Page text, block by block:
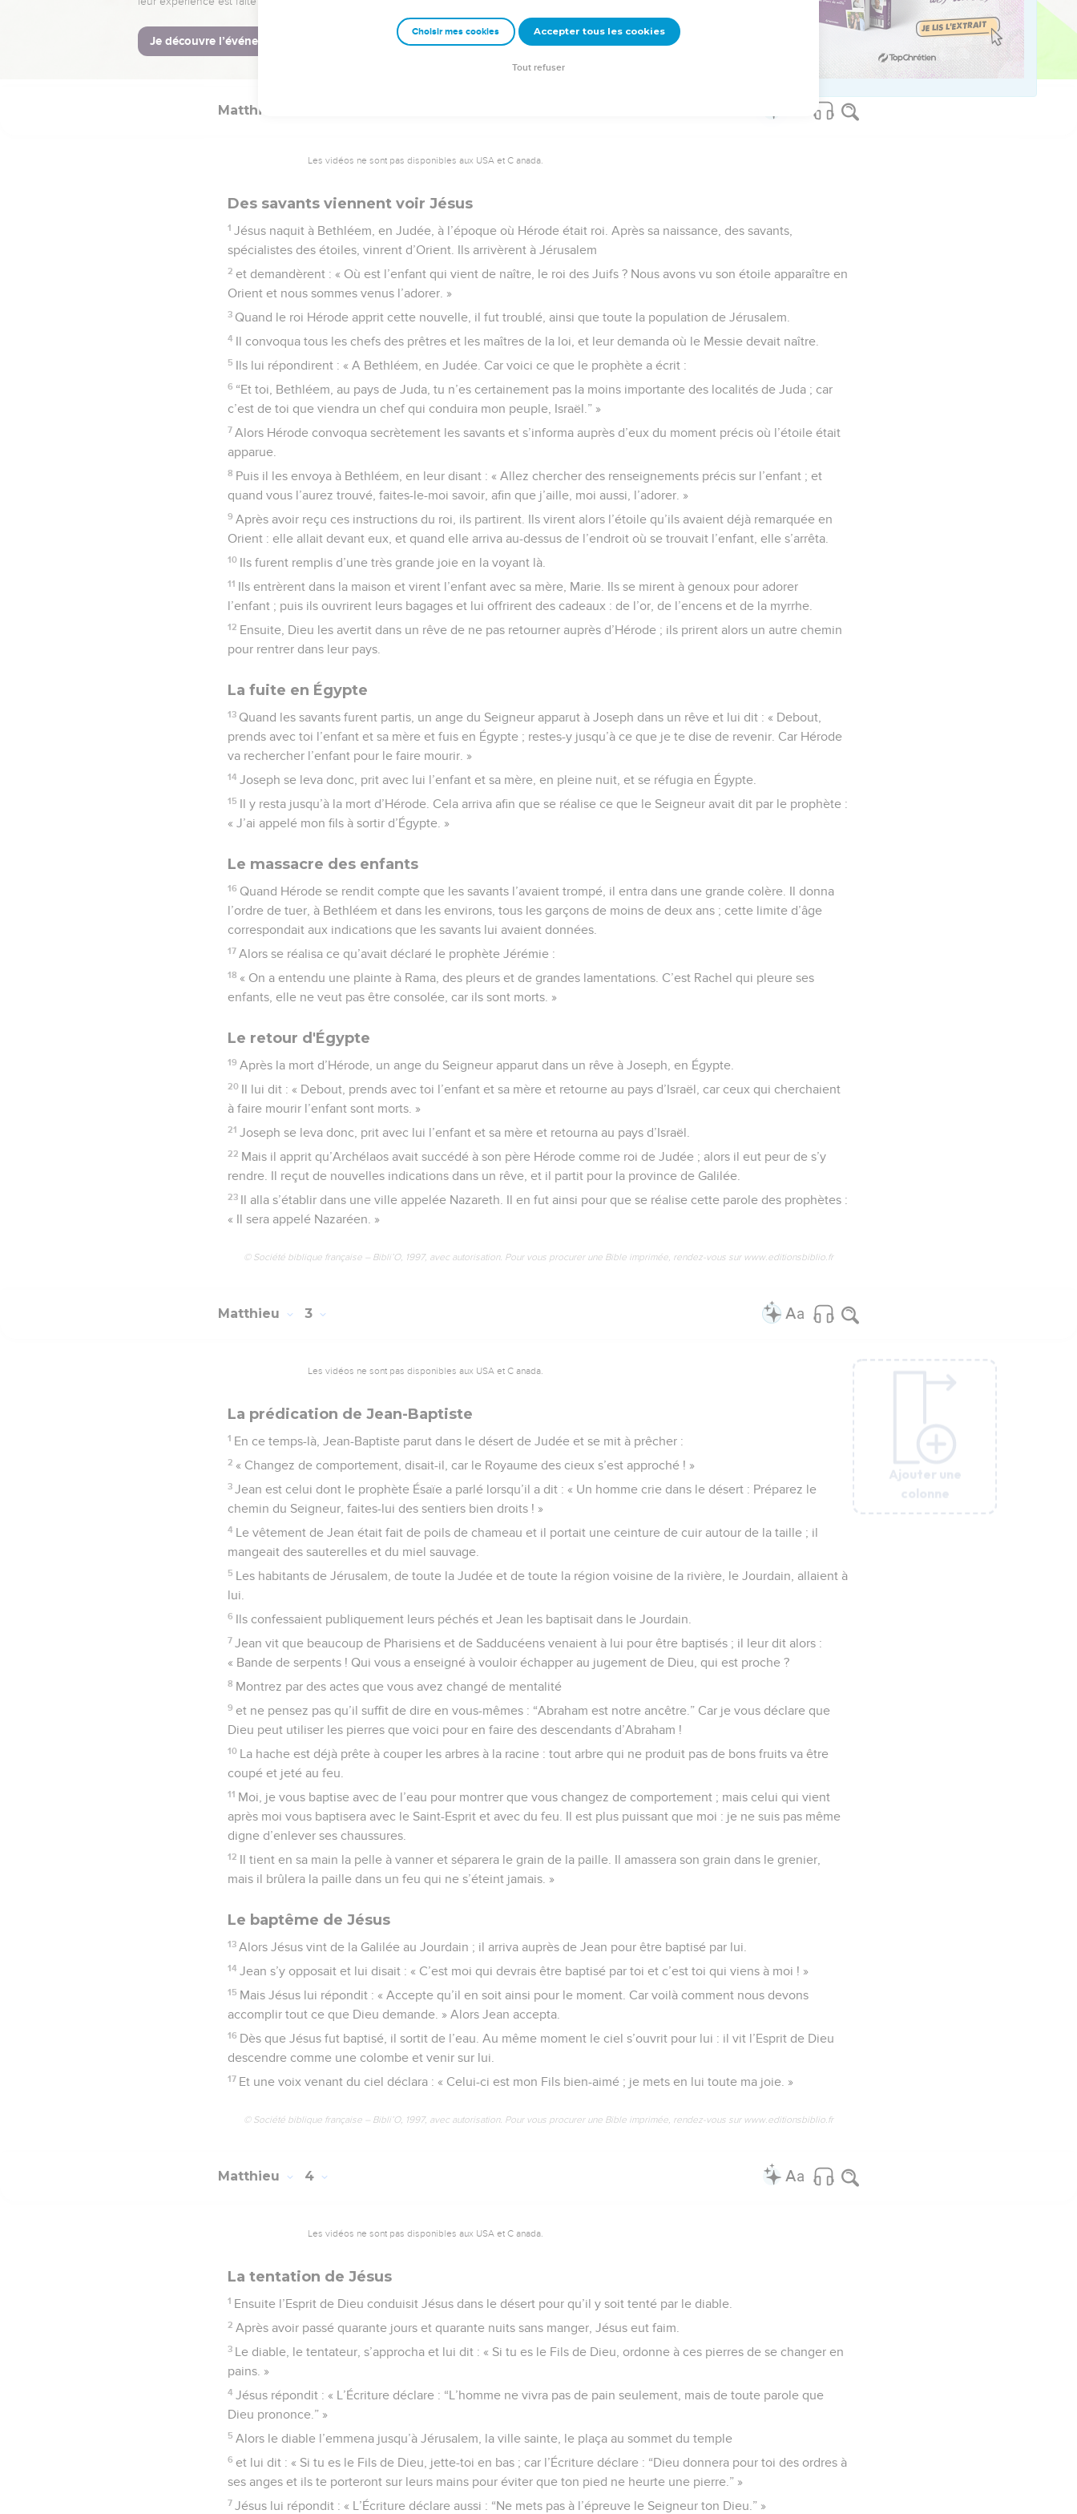
25 Mais il n’eut pas de relations avec elle jusqu’à ce qu’elle ait mis au monde son fils, que Joseph appela Jésus.
© Société biblique française – Bibli’O, 1997, avec autorisation. Pour vous procurer une Bible imprimée, rendez-vous sur www.editionsbiblio.fr
Ajouter une
colonne
Matthieu
Les vidéos ne sont pas disponibles aux USA et C anada.
Des savants viennent voir Jésus
1 Jésus naquit à Bethléem, en Judée, à l’époque où Hérode était roi. Après sa naissance, des savants,
spécialistes des étoiles, vinrent d’Orient. Ils arrivèrent à Jérusalem
2 et demandèrent : « Où est l’enfant qui vient de naître, le roi des Juifs ? Nous avons vu son étoile apparaître en
Orient et nous sommes venus l’adorer. »
3 Quand le roi Hérode apprit cette nouvelle, il fut troublé, ainsi que toute la population de Jérusalem.
4 Il convoqua tous les chefs des prêtres et les maîtres de la loi, et leur demanda où le Messie devait naître.
5 Ils lui répondirent : « A Bethléem, en Judée. Car voici ce que le prophète a écrit :
6 “Et toi, Bethléem, au pays de Juda, tu n’es certainement pas la moins importante des localités de Juda ; car
c’est de toi que viendra un chef qui conduira mon peuple, Israël.” »
7 Alors Hérode convoqua secrètement les savants et s’informa auprès d’eux du moment précis où l’étoile était
apparue.
8 Puis il les envoya à Bethléem, en leur disant : « Allez chercher des renseignements précis sur l’enfant ; et
quand vous l’aurez trouvé, faites-le-moi savoir, afin que j’aille, moi aussi, l’adorer. »
9 Après avoir reçu ces instructions du roi, ils partirent. Ils virent alors l’étoile qu’ils avaient déjà remarquée en
Orient : elle allait devant eux, et quand elle arriva au-dessus de l’endroit où se trouvait l’enfant, elle s’arrêta.
10 Ils furent remplis d’une très grande joie en la voyant là.
11 Ils entrèrent dans la maison et virent l’enfant avec sa mère, Marie. Ils se mirent à genoux pour adorer
l’enfant ; puis ils ouvrirent leurs bagages et lui offrirent des cadeaux : de l’or, de l’encens et de la myrrhe.
12 Ensuite, Dieu les avertit dans un rêve de ne pas retourner auprès d’Hérode ; ils prirent alors un autre chemin
pour rentrer dans leur pays.
La fuite en Égypte
13 Quand les savants furent partis, un ange du Seigneur apparut à Joseph dans un rêve et lui dit : « Debout,
prends avec toi l’enfant et sa mère et fuis en Égypte ; restes-y jusqu’à ce que je te dise de revenir. Car Hérode
va rechercher l’enfant pour le faire mourir. »
14 Joseph se leva donc, prit avec lui l’enfant et sa mère, en pleine nuit, et se réfugia en Égypte.
15 Il y resta jusqu’à la mort d’Hérode. Cela arriva afin que se réalise ce que le Seigneur avait dit par le prophète :
« J’ai appelé mon fils à sortir d’Égypte. »
Le massacre des enfants
16 Quand Hérode se rendit compte que les savants l’avaient trompé, il entra dans une grande colère. Il donna
l’ordre de tuer, à Bethléem et dans les environs, tous les garçons de moins de deux ans ; cette limite d’âge
correspondait aux indications que les savants lui avaient données.
17 Alors se réalisa ce qu’avait déclaré le prophète Jérémie :
18 « On a entendu une plainte à Rama, des pleurs et de grandes lamentations. C’est Rachel qui pleure ses
enfants, elle ne veut pas être consolée, car ils sont morts. »
Le retour d'Égypte
19 Après la mort d’Hérode, un ange du Seigneur apparut dans un rêve à Joseph, en Égypte.
20 Il lui dit : « Debout, prends avec toi l’enfant et sa mère et retourne au pays d’Israël, car ceux qui cherchaient
à faire mourir l’enfant sont morts. »
21 Joseph se leva donc, prit avec lui l’enfant et sa mère et retourna au pays d’Israël.
22 Mais il apprit qu’Archélaos avait succédé à son père Hérode comme roi de Judée ; alors il eut peur de s’y
rendre. Il reçut de nouvelles indications dans un rêve, et il partit pour la province de Galilée.
23 Il alla s’établir dans une ville appelée Nazareth. Il en fut ainsi pour que se réalise cette parole des prophètes :
« Il sera appelé Nazaréen. »
© Société biblique française – Bibli’O, 1997, avec autorisation. Pour vous procurer une Bible imprimée, rendez-vous sur www.editionsbiblio.fr
Ajouter une
colonne
Matthieu 3
Les vidéos ne sont pas disponibles aux USA et C anada.
La prédication de Jean-Baptiste
1 En ce temps-là, Jean-Baptiste parut dans le désert de Judée et se mit à prêcher :
2 « Changez de comportement, disait-il, car le Royaume des cieux s’est approché ! »
3 Jean est celui dont le prophète Ésaïe a parlé lorsqu’il a dit : « Un homme crie dans le désert : Préparez le
chemin du Seigneur, faites-lui des sentiers bien droits ! »
4 Le vêtement de Jean était fait de poils de chameau et il portait une ceinture de cuir autour de la taille ; il
mangeait des sauterelles et du miel sauvage.
5 Les habitants de Jérusalem, de toute la Judée et de toute la région voisine de la rivière, le Jourdain, allaient à
lui.
6 Ils confessaient publiquement leurs péchés et Jean les baptisait dans le Jourdain.
7 Jean vit que beaucoup de Pharisiens et de Sadducéens venaient à lui pour être baptisés ; il leur dit alors :
« Bande de serpents ! Qui vous a enseigné à vouloir échapper au jugement de Dieu, qui est proche ?
8 Montrez par des actes que vous avez changé de mentalité
9 et ne pensez pas qu’il suffit de dire en vous-mêmes : “Abraham est notre ancêtre.” Car je vous déclare que
Dieu peut utiliser les pierres que voici pour en faire des descendants d’Abraham !
10 La hache est déjà prête à couper les arbres à la racine : tout arbre qui ne produit pas de bons fruits va être
coupé et jeté au feu.
11 Moi, je vous baptise avec de l’eau pour montrer que vous changez de comportement ; mais celui qui vient
après moi vous baptisera avec le Saint-Esprit et avec du feu. Il est plus puissant que moi : je ne suis pas même
digne d’enlever ses chaussures.
12 Il tient en sa main la pelle à vanner et séparera le grain de la paille. Il amassera son grain dans le grenier,
mais il brûlera la paille dans un feu qui ne s’éteint jamais. »
Le baptême de Jésus
13 Alors Jésus vint de la Galilée au Jourdain ; il arriva auprès de Jean pour être baptisé par lui.
14 Jean s’y opposait et lui disait : « C’est moi qui devrais être baptisé par toi et c’est toi qui viens à moi ! »
15 Mais Jésus lui répondit : « Accepte qu’il en soit ainsi pour le moment. Car voilà comment nous devons
accomplir tout ce que Dieu demande. » Alors Jean accepta.
16 Dès que Jésus fut baptisé, il sortit de l’eau. Au même moment le ciel s’ouvrit pour lui : il vit l’Esprit de Dieu
descendre comme une colombe et venir sur lui.
17 Et une voix venant du ciel déclara : « Celui-ci est mon Fils bien-aimé ; je mets en lui toute ma joie. »
© Société biblique française – Bibli’O, 1997, avec autorisation. Pour vous procurer une Bible imprimée, rendez-vous sur www.editionsbiblio.fr
Ajouter une
colonne
Matthieu 4
Les vidéos ne sont pas disponibles aux USA et C anada.
La tentation de Jésus
1 Ensuite l’Esprit de Dieu conduisit Jésus dans le désert pour qu’il y soit tenté par le diable.
2 Après avoir passé quarante jours et quarante nuits sans manger, Jésus eut faim.
3 Le diable, le tentateur, s’approcha et lui dit : « Si tu es le Fils de Dieu, ordonne à ces pierres de se changer en
pains. »
4 Jésus répondit : « L’Écriture déclare : “L’homme ne vivra pas de pain seulement, mais de toute parole que
Dieu prononce.” »
5 Alors le diable l’emmena jusqu’à Jérusalem, la ville sainte, le plaça au sommet du temple
6 et lui dit : « Si tu es le Fils de Dieu, jette-toi en bas ; car l’Écriture déclare : “Dieu donnera pour toi des ordres à
ses anges et ils te porteront sur leurs mains pour éviter que ton pied ne heurte une pierre.” »
7 Jésus lui répondit : « L’Écriture déclare aussi : “Ne mets pas à l’épreuve le Seigneur ton Dieu.” »
Ajouter une
colonne
Ajouter une
colonne
Choisir mes cookies Accepter tous les cookies
Tout refuser